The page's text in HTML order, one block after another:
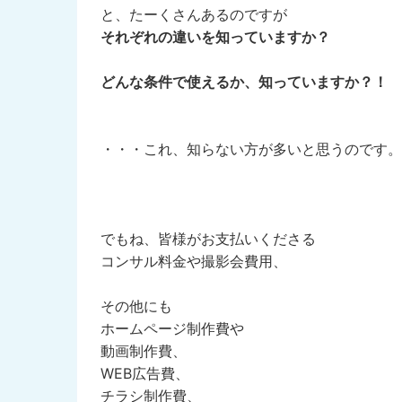
と、たーくさんあるのですが
それぞれの違いを知っていますか？
どんな条件で使えるか、知っていますか？！
・・・これ、知らない方が多いと思うのです。
でもね、皆様がお支払いくださる
コンサル料金や撮影会費用、
その他にも
ホームページ制作費や
動画制作費、
WEB広告費、
チラシ制作費、